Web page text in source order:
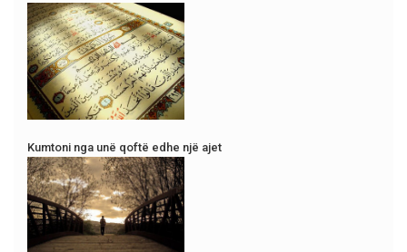
Kumtoni nga unë qoftë edhe një ajet